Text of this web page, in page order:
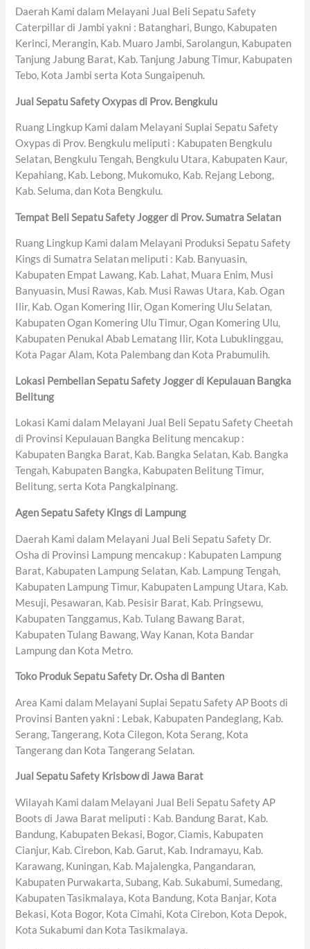
Daerah Kami dalam Melayani Jual Beli Sepatu Safety
Caterpillar di Jambi yakni : Batanghari, Bungo, Kabupaten
Kerinci, Merangin, Kab. Muaro Jambi, Sarolangun, Kabupaten
Tanjung Jabung Barat, Kab. Tanjung Jabung Timur, Kabupaten
Tebo, Kota Jambi serta Kota Sungaipenuh.
Jual Sepatu Safety Oxypas di Prov. Bengkulu
Ruang Lingkup Kami dalam Melayani Suplai Sepatu Safety
Oxypas di Prov. Bengkulu meliputi : Kabupaten Bengkulu
Selatan, Bengkulu Tengah, Bengkulu Utara, Kabupaten Kaur,
Kepahiang, Kab. Lebong, Mukomuko, Kab. Rejang Lebong,
Kab. Seluma, dan Kota Bengkulu.
Tempat Beli Sepatu Safety Jogger di Prov. Sumatra Selatan
Ruang Lingkup Kami dalam Melayani Produksi Sepatu Safety
Kings di Sumatra Selatan meliputi : Kab. Banyuasin,
Kabupaten Empat Lawang, Kab. Lahat, Muara Enim, Musi
Banyuasin, Musi Rawas, Kab. Musi Rawas Utara, Kab. Ogan
Ilir, Kab. Ogan Komering Ilir, Ogan Komering Ulu Selatan,
Kabupaten Ogan Komering Ulu Timur, Ogan Komering Ulu,
Kabupaten Penukal Abab Lematang Ilir, Kota Lubuklinggau,
Kota Pagar Alam, Kota Palembang dan Kota Prabumulih.
Lokasi Pembelian Sepatu Safety Jogger di Kepulauan Bangka
Belitung
Lokasi Kami dalam Melayani Jual Beli Sepatu Safety Cheetah
di Provinsi Kepulauan Bangka Belitung mencakup :
Kabupaten Bangka Barat, Kab. Bangka Selatan, Kab. Bangka
Tengah, Kabupaten Bangka, Kabupaten Belitung Timur,
Belitung, serta Kota Pangkalpinang.
Agen Sepatu Safety Kings di Lampung
Daerah Kami dalam Melayani Jual Beli Sepatu Safety Dr.
Osha di Provinsi Lampung mencakup : Kabupaten Lampung
Barat, Kabupaten Lampung Selatan, Kab. Lampung Tengah,
Kabupaten Lampung Timur, Kabupaten Lampung Utara, Kab.
Mesuji, Pesawaran, Kab. Pesisir Barat, Kab. Pringsewu,
Kabupaten Tanggamus, Kab. Tulang Bawang Barat,
Kabupaten Tulang Bawang, Way Kanan, Kota Bandar
Lampung dan Kota Metro.
Toko Produk Sepatu Safety Dr. Osha di Banten
Area Kami dalam Melayani Suplai Sepatu Safety AP Boots di
Provinsi Banten yakni : Lebak, Kabupaten Pandeglang, Kab.
Serang, Tangerang, Kota Cilegon, Kota Serang, Kota
Tangerang dan Kota Tangerang Selatan.
Jual Sepatu Safety Krisbow di Jawa Barat
Wilayah Kami dalam Melayani Jual Beli Sepatu Safety AP
Boots di Jawa Barat meliputi : Kab. Bandung Barat, Kab.
Bandung, Kabupaten Bekasi, Bogor, Ciamis, Kabupaten
Cianjur, Kab. Cirebon, Kab. Garut, Kab. Indramayu, Kab.
Karawang, Kuningan, Kab. Majalengka, Pangandaran,
Kabupaten Purwakarta, Subang, Kab. Sukabumi, Sumedang,
Kabupaten Tasikmalaya, Kota Bandung, Kota Banjar, Kota
Bekasi, Kota Bogor, Kota Cimahi, Kota Cirebon, Kota Depok,
Kota Sukabumi dan Kota Tasikmalaya.